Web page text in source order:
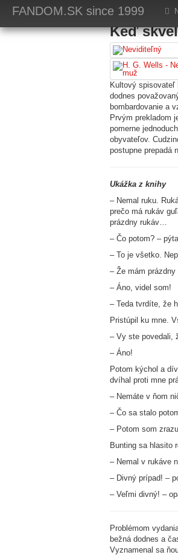
FANDOM.SK since 1999
Prvé
Keď
Kultový spisovateľ
dodnes
bombardovanie a
Prvým prekladom
pomerne
obyvateľov.
postupne prepadá
Ukážka z knihy
– Nemal ruku.
prečo má rukáv
prázdny rukáv…
– Čo potom? –
– To je všetko.
– Že mám prázdny
– Áno, videl som!
– Teda tvrdíte, že
Pristúpil ku mne.
– Vy ste povedali,
– Áno!
Potom kýchol a
dvíhal proti mne
– Nemáte v ňom
– Čo sa stalo
– Potom som
Bunting sa hlasito
– Nemal v rukáve
– Divný prípad! –
– Veľmi divný! –
Problémom
bežná dodnes a
Vyznamenal sa